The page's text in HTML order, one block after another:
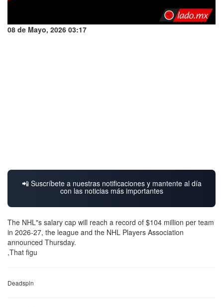
08 de Mayo, 2026 03:17
📲 Suscríbete a nuestras notificaciones y mantente al día
con las noticias más importantes
The NHL"s salary cap will reach a record of $104 million per team
in 2026-27, the league and the NHL Players Association
announced Thursday.
,That figu
Deadspin